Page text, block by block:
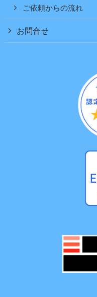
ご依頼からの流れ
お問合せ